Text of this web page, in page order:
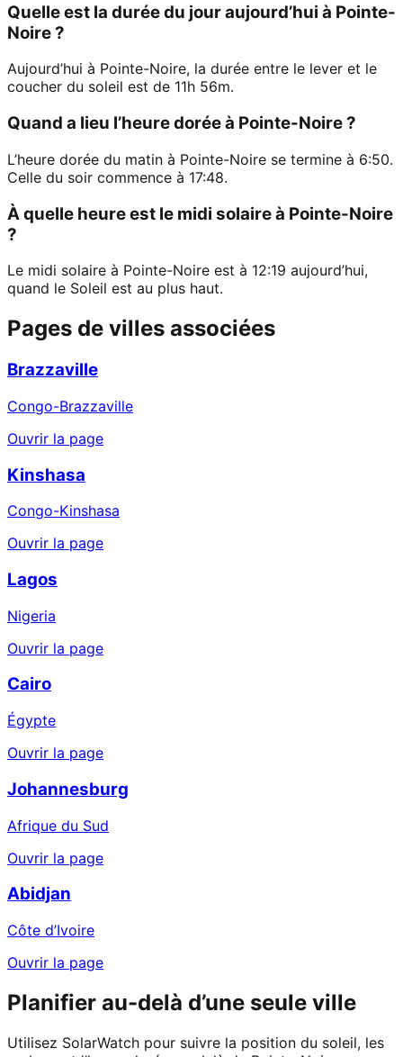
Quelle est la durée du jour aujourd’hui à Pointe-
Noire ?
Aujourd’hui à Pointe-Noire, la durée entre le lever et le
coucher du soleil est de 11h 56m.
Quand a lieu l’heure dorée à Pointe-Noire ?
L’heure dorée du matin à Pointe-Noire se termine à 6:50.
Celle du soir commence à 17:48.
À quelle heure est le midi solaire à Pointe-Noire
?
Le midi solaire à Pointe-Noire est à 12:19 aujourd’hui,
quand le Soleil est au plus haut.
Pages de villes associées
Brazzaville
Congo-Brazzaville
Ouvrir la page
Kinshasa
Congo-Kinshasa
Ouvrir la page
Lagos
Nigeria
Ouvrir la page
Cairo
Égypte
Ouvrir la page
Johannesburg
Afrique du Sud
Ouvrir la page
Abidjan
Côte d’Ivoire
Ouvrir la page
Planifier au-delà d’une seule ville
Utilisez SolarWatch pour suivre la position du soleil, les